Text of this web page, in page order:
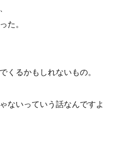
た。
くるかもしれないもの。
ないっていう話なんですよ